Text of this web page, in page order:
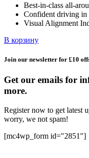
Best-in-class all-
Confident driving in
Visual Alignment
В корзину
Join our newsletter for £10
Get our emails for
more.
Register now to get latest
worry, we not spam!
[mc4wp_form id="2851"]